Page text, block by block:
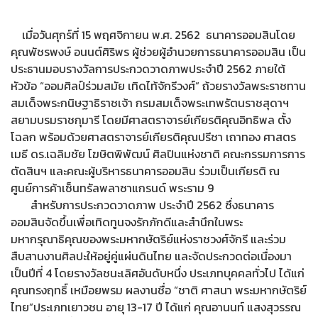
เมื่อวันศุกร์ที่ 15 พฤศจิกายน พ.ศ. 2562 ธนาคารออมสินโดย
คุณพัชรพงษ์ อนนต์ศิริพร ผู้ช่วยผู้อำนวยการธนาคารออมสิน เป็น
ประธานมอบรางวัลการประกวดวาดภาพประจำปี 2562 ภายใต้
หัวข้อ “ออมศิลป์ร่วมสมัย เทิดไท้จักรีวงศ์” ถ้วยรางวัลพระราชทาน
สมเด็จพระกนิษฐาธิราชเจ้า กรมสมเด็จพระเทพรัตนราชสุดาฯ
สยามบรมราชกุมารี โดยมีศาสตราจารย์เกียรติคุณอิทธิพล ตั้ง
โฉลก พร้อมด้วยศาสตราจารย์เกียรติคุณปรีชา เถาทอง ศาสตร
เมธี ดร.เฉลิมชัย โฆษิตพิพัฒน์ ศิลปินแห่งชาติ คณะกรรมการการ
ตัดสินฯ และคณะผู้บริหารธนาคารออมสิน ร่วมเป็นเกียรติ ณ
ศูนย์การค้าเซ็นทรัลพลาซาแกรนด์ พระราม 9
สำหรับการประกวดวาดภาพ ประจำปี 2562 ซึ่งธนาคาร
ออมสินจัดขึ้นเพื่อเทิดทูนจงรักภักดีและสำนึกในพระ
มหากรุณาธิคุณของพระมหากษัตริย์แห่งราชวงศ์จักรี และร่วม
สืบสานงานศิลปะให้อยู่คู่แผ่นดินไทย และจัดประกวดต่อเนื่องมา
เป็นปีที่ 4 โดยรางวัลชนะเลิศอันดับหนึ่ง ประเภทบุคคลทั่วไป ได้แก่
คุณทรงฤทธิ์ เหมือยพรม ผลงานชื่อ “ชาติ ศาสนา พระมหากษัตริย์
ไทย”ประเภทเยาวชน อายุ 13-17 ปี ได้แก่ คุณอานนท์ แสงสุวรรณ